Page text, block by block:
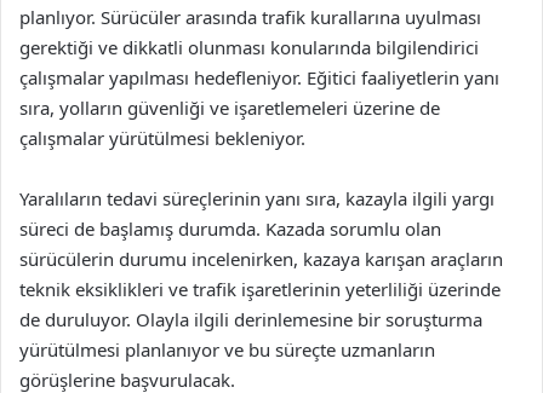
planlıyor. Sürücüler arasında trafik kurallarına uyulması
gerektiği ve dikkatli olunması konularında bilgilendirici
çalışmalar yapılması hedefleniyor. Eğitici faaliyetlerin yanı
sıra, yolların güvenliği ve işaretlemeleri üzerine de
çalışmalar yürütülmesi bekleniyor.
Yaralıların tedavi süreçlerinin yanı sıra, kazayla ilgili yargı
süreci de başlamış durumda. Kazada sorumlu olan
sürücülerin durumu incelenirken, kazaya karışan araçların
teknik eksiklikleri ve trafik işaretlerinin yeterliliği üzerinde
de duruluyor. Olayla ilgili derinlemesine bir soruşturma
yürütülmesi planlanıyor ve bu süreçte uzmanların
görüşlerine başvurulacak.